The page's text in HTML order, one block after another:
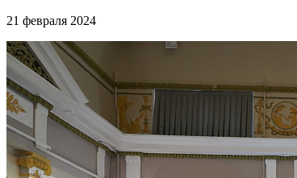
21 февраля 2024